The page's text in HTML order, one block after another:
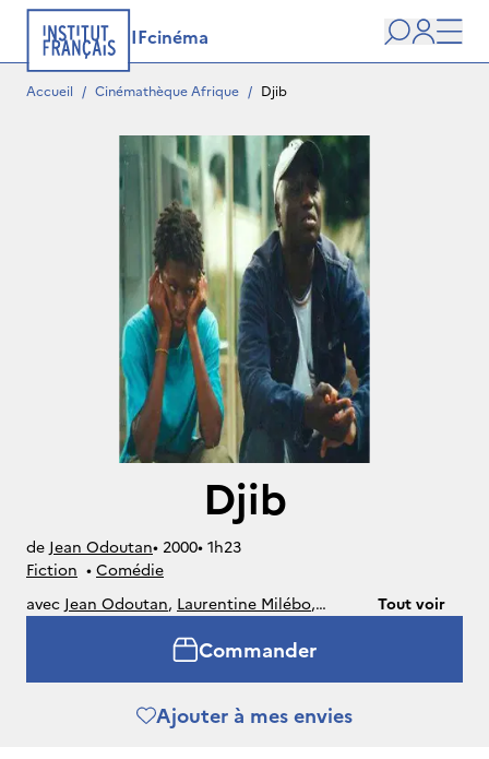
IFcinéma
user
Accueil / Cinémathèque Afrique / Djib
Djib
de Jean Odoutan• 2000• 1h23
Fiction • Comédie
avec Jean Odoutan, Laurentine Milébo,
Tout voir
Commander
Ajouter à mes envies